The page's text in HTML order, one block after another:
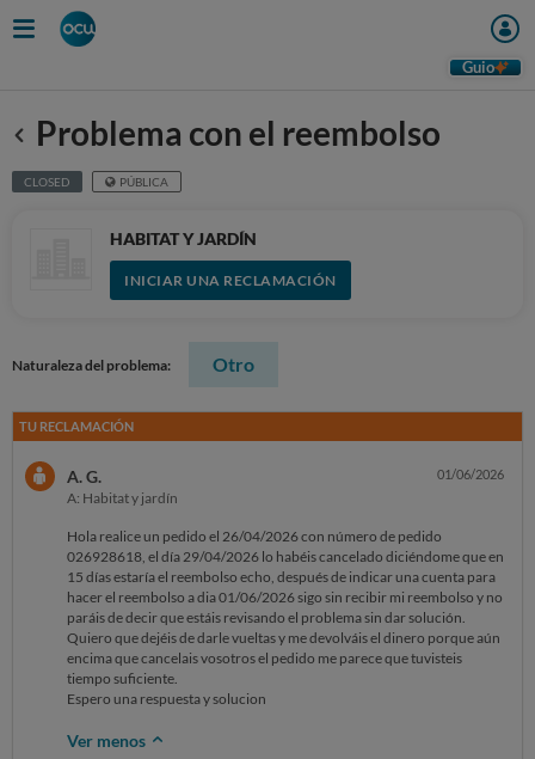
Guio
Anterior
Problema con el reembolso
CLOSED PÚBLICA
HABITAT Y JARDÍN
INICIAR UNA RECLAMACIÓN
Naturaleza del problema: Otro
TU RECLAMACIÓN
A. G.
A: Habitat y jardín
01/06/2026
Hola realice un pedido el 26/04/2026 con número de pedido
026928618, el día 29/04/2026 lo habéis cancelado diciéndome que en
15 días estaría el reembolso echo, después de indicar una cuenta para
hacer el reembolso a dia 01/06/2026 sigo sin recibir mi reembolso y no
paráis de decir que estáis revisando el problema sin dar solución.
Quiero que dejéis de darle vueltas y me devolváis el dinero porque aún
encima que cancelais vosotros el pedido me parece que tuvisteis
tiempo suficiente.
Espero una respuesta y solucion
Ver menos